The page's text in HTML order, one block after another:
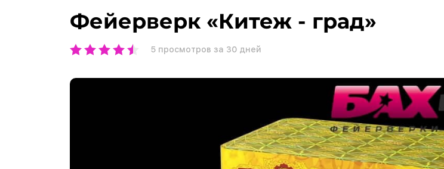
Фейерверк «Китеж - град»
5 просмотров за 30 дней